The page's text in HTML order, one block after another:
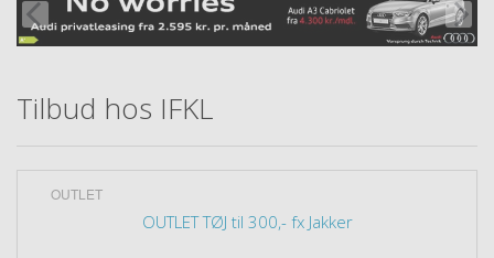
Tilbud hos IFKL
OUTLET
OUTLET TØJ til 300,- fx Jakker